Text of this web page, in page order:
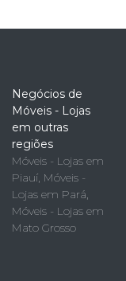
Negócios de
Móveis - Lojas
em outras
regiões
Móveis - Lojas em
Piauí, Móveis -
Lojas em Pará,
Móveis - Lojas em
Mato Grosso